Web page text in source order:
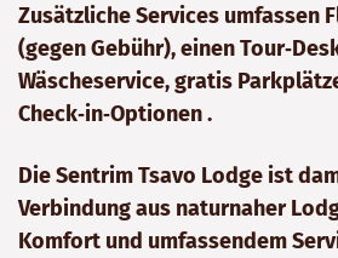
Zusätzliche Services umfassen
(gegen Gebühr), einen
Wäscheservice, gratis
Check‑in‑Optionen .
Die Sentrim Tsavo Lodge ist
Verbindung aus naturnaher
Komfort und umfassendem